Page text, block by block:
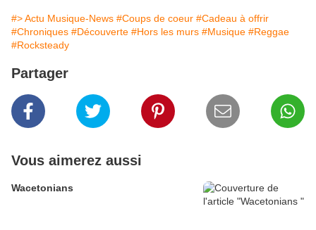
#> Actu Musique-News #Coups de coeur #Cadeau à offrir
#Chroniques #Découverte #Hors les murs #Musique #Reggae
#Rocksteady
Partager
Vous aimerez aussi
Wacetonians